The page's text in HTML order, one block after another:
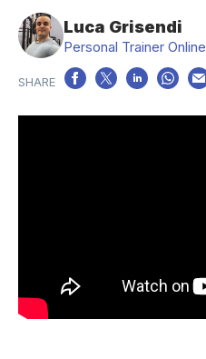
Luca Grisendi
Personal Trainer Online